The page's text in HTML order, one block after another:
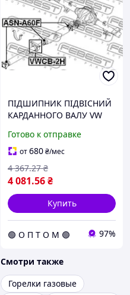
ПІДШИПНИК ПІДВІСНИЙ
КАРДАННОГО ВАЛУ VW
Готово к отправке
от680₴/мес
4 081.56₴
4 367.27 ₴
Купить
🟢 О П Т О М 🟢 97%
Смотри также
Горелки газовые